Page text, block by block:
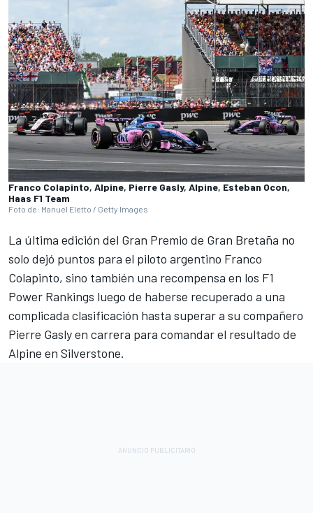
Franco Colapinto, Alpine, Pierre Gasly, Alpine, Esteban Ocon,
Haas F1 Team
Foto de: Manuel Eletto / Getty Images
La última edición del Gran Premio de Gran Bretaña no
solo dejó puntos para el piloto argentino Franco
Colapinto, sino también una recompensa en los F1
Power Rankings luego de haberse recuperado a una
complicada clasificación hasta superar a su compañero
Pierre Gaslyen carrera para comandar el resultado de
Alpine en Silverstone.